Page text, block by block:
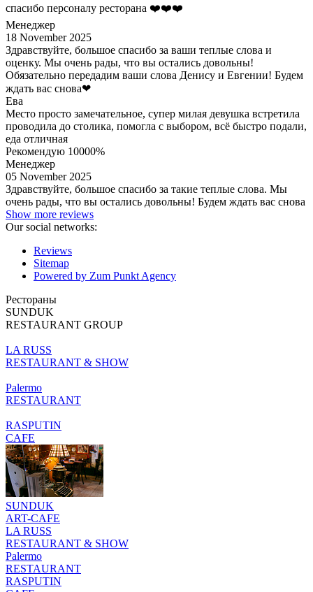
спасибо персоналу ресторана ❤️❤️❤️
Менеджер
18 November 2025
Здравствуйте, большое спасибо за ваши теплые слова и
оценку. Мы очень рады, что вы остались довольны!
Обязательно передадим ваши слова Денису и Евгении! Будем
ждать вас снова❤
Ева
Место просто замечательное, супер милая девушка встретила
проводила до столика, помогла с выбором, всё быстро подали,
еда отличная
Рекомендую 10000%
Менеджер
05 November 2025
Здравствуйте, большое спасибо за такие теплые слова. Мы
очень рады, что вы остались довольны! Будем ждать вас снова
Show more reviews
Our social networks:
Reviews
Sitemap
Powered by Zum Punkt Agency
Рестораны
SUNDUK
RESTAURANT GROUP
LA RUSS
RESTAURANT & SHOW
Palermo
RESTAURANT
RASPUTIN
CAFE
SUNDUK
ART-CAFE
LA RUSS
RESTAURANT & SHOW
Palermo
RESTAURANT
RASPUTIN